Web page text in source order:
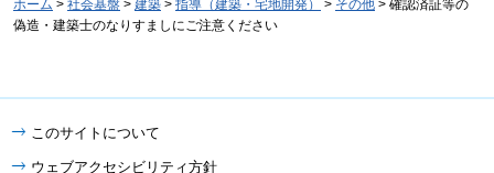
ホーム > 社会基盤 > 建築 > 指導（建築・宅地開発） > その他 > 確認済証等の
偽造・建築士のなりすましにご注意ください
このサイトについて
ウェブアクセシビリティ方針